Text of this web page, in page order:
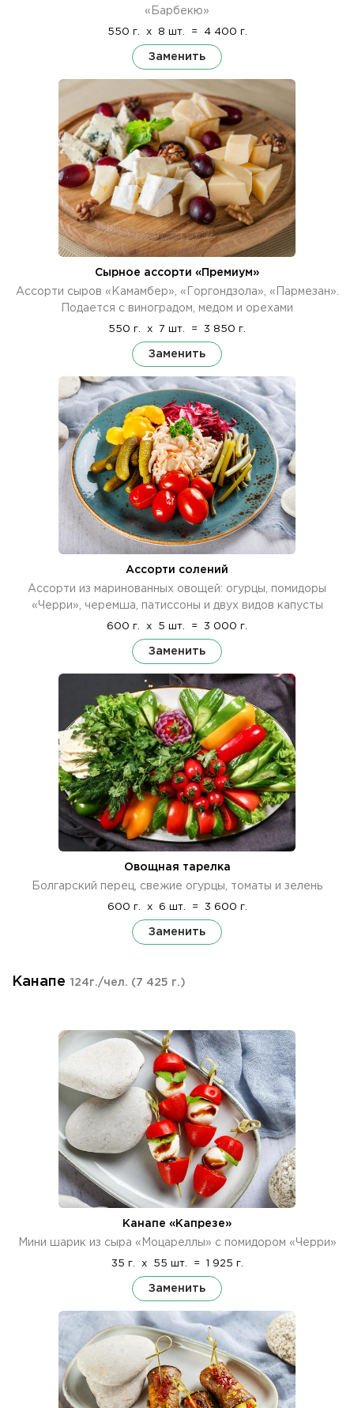
«Барбекю»
550 г. x 8 шт. = 4 400 г.
Заменить
Сырное ассорти «Премиум»
Ассорти сыров «Камамбер», «Горгондзола», «Пармезан».
Подается с виноградом, медом и орехами
550 г. x 7 шт. = 3 850 г.
Заменить
Ассорти солений
Ассорти из маринованных овощей: огурцы, помидоры
«Черри», черемша, патиссоны и двух видов капусты
600 г. x 5 шт. = 3 000 г.
Заменить
Овощная тарелка
Болгарский перец, свежие огурцы, томаты и зелень
600 г. x 6 шт. = 3 600 г.
Заменить
Канапе 124г./чел. (7 425 г.)
Канапе «Капрезе»
Мини шарик из сыра «Моцареллы» с помидором «Черри»
35 г. x 55 шт. = 1 925 г.
Заменить